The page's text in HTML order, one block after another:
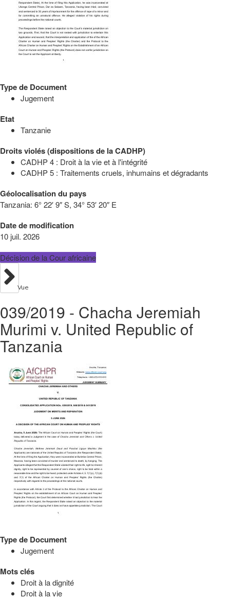
Type de Document
Jugement
Etat
Tanzanie
Droits violés (dispositions de la CADHP)
CADHP 4 : Droit à la vie et à l'intégrité
CADHP 5 : Traitements cruels, inhumains et dégradants
Géolocalisation du pays
Tanzania: 6° 22′ 9″ S, 34° 53′ 20″ E
Date de modification
10 juil. 2026
Décision de la Cour africaine
Vue
039/2019 - Chacha Jeremiah
Murimi v. United Republic of
Tanzania
Type de Document
Jugement
Mots clés
Droit à la dignité
Droit à la vie